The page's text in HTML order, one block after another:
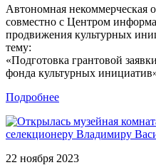
Автономная некоммерческая
совместно с Центром
продвижения культурных
тему:
«Подготовка грантовой
фонда культурных
Подробнее
22 ноября 2023